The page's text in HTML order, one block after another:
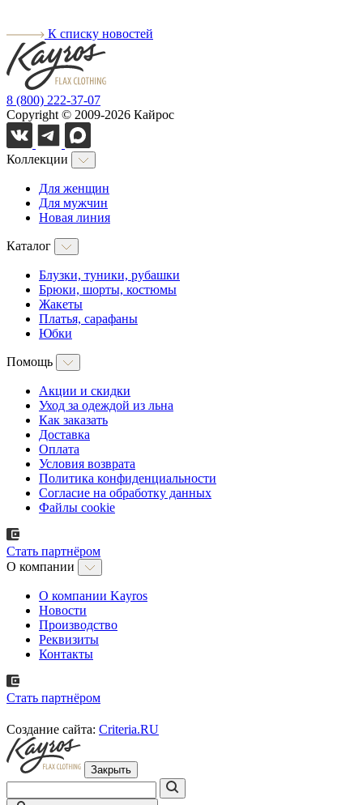
К списку новостей
8 (800) 222-37-07
Copyright © 2009-2026 Кайрос
Коллекции
Для женщин
Для мужчин
Новая линия
Каталог
Блузки, туники, рубашки
Брюки, шорты, костюмы
Жакеты
Платья, сарафаны
Юбки
Помощь
Акции и скидки
Уход за одеждой из льна
Как заказать
Доставка
Оплата
Условия возврата
Политика конфиденциальности
Согласие на обработку данных
Файлы cookie
Стать партнёром
О компании
О компании Kayros
Новости
Производство
Реквизиты
Контакты
Стать партнёром
Создание сайта: Criteria.RU
Закрыть